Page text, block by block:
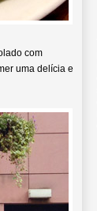
com
uma delícia e